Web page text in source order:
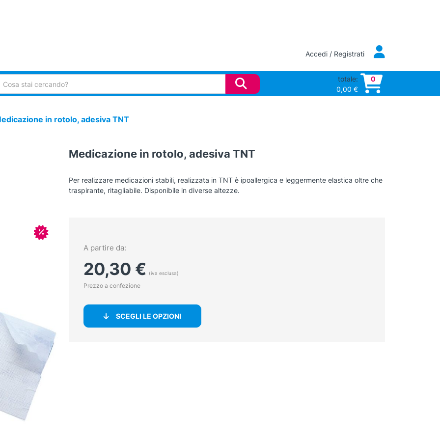
Accedi / Registrati
totale:
0,00 €
0
in rotolo, adesiva TNT
Medicazione in rotolo, adesiva TNT
Per realizzare medicazioni stabili, realizzata in TNT è ipoallergica e leggermente elastica oltre che
traspirante, ritagliabile. Disponibile in diverse altezze.
In offerta!
A partire da:
20,30 € (iva esclusa)
Prezzo a confezione
SCEGLI LE OPZIONI